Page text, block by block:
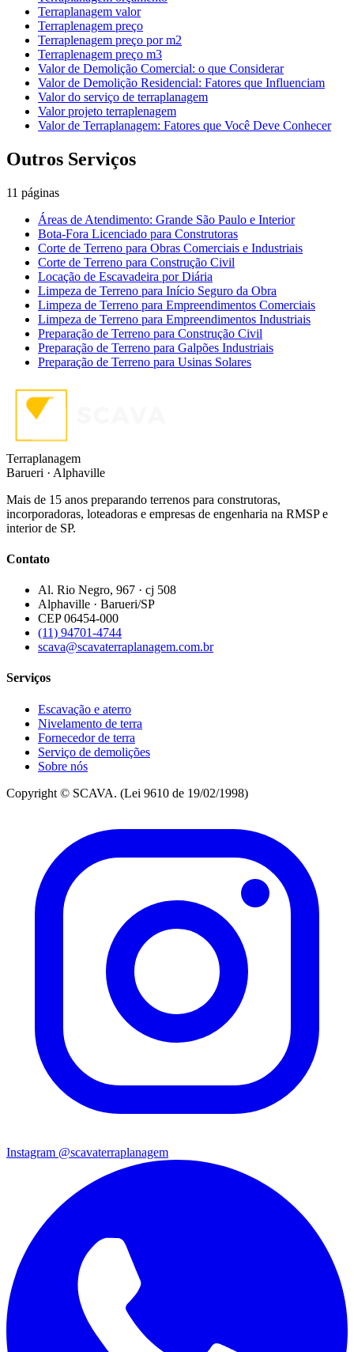
Terraplanagem valor
Terraplenagem preço
Terraplenagem preço por m2
Terraplenagem preço m3
Valor de Demolição Comercial: o que Considerar
Valor de Demolição Residencial: Fatores que Influenciam
Valor do serviço de terraplanagem
Valor projeto terraplenagem
Valor de Terraplanagem: Fatores que Você Deve Conhecer
Outros Serviços
11 páginas
Áreas de Atendimento: Grande São Paulo e Interior
Bota-Fora Licenciado para Construtoras
Corte de Terreno para Obras Comerciais e Industriais
Corte de Terreno para Construção Civil
Locação de Escavadeira por Diária
Limpeza de Terreno para Início Seguro da Obra
Limpeza de Terreno para Empreendimentos Comerciais
Limpeza de Terreno para Empreendimentos Industriais
Preparação de Terreno para Construção Civil
Preparação de Terreno para Galpões Industriais
Preparação de Terreno para Usinas Solares
Terraplanagem
Barueri · Alphaville
Mais de 15 anos preparando terrenos para construtoras,
incorporadoras, loteadoras e empresas de engenharia na RMSP e
interior de SP.
Contato
Al. Rio Negro, 967 · cj 508
Alphaville · Barueri/SP
CEP 06454-000
(11) 94701-4744
scava@scavaterraplanagem.com.br
Serviços
Escavação e aterro
Nivelamento de terra
Fornecedor de terra
Serviço de demolições
Sobre nós
Copyright © SCAVA. (Lei 9610 de 19/02/1998)
Instagram @scavaterraplanagem